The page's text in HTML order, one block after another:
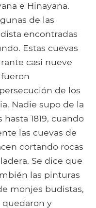
e Hinayana.
de las
encontradas
Estas cuevas
casi nueve
de los
Nadie supo de la
1819, cuando
las cuevas de
cortando rocas
Se dice que
las pinturas
monjes budistas,
quedaron y